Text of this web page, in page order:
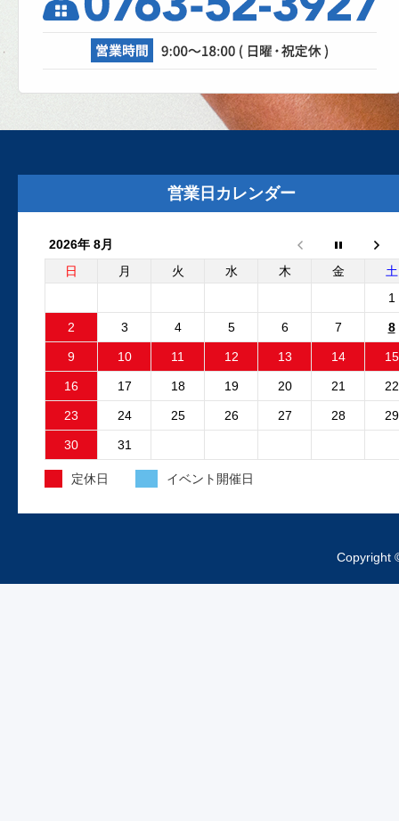
自動車修理工場では、日々さまざまな設備
が活躍しています。リフト、各エアツー
ル、溶接機、診断機etc....
2025.8.29
外装リニューアルしました
た。グレーの建物と新しいロゴマークの看
板が目印です。Google...
フリーランダー2 電動ファンコ
ントロールユニット 純正品と
外品比較
フリーランダー2でエンジン停止後も電動
ファンが回り続ける故障が発生しました。
故障原因はファンコントロ...
外装工事中のお知らせ
昨日より、工場の外装工事が始まっており
営業日カレンダー
2026年 8月
日
月 火 水 木 金
土
1
2 3 4 5 6 7 8
9 10 11 12 13 14 15
16 17 18 19 20 21 22
23 24 25 26 27 28 29
30 31
定休日 イベント開催日
Copyright